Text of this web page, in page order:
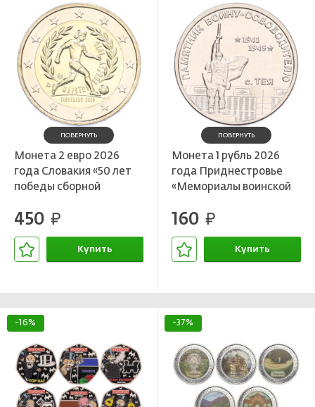
ПОВЕРНУТЬ
Монета 2 евро 2026
года Словакия «50 лет
победы сборной
футболу на Чемпионате
450 руб.
Купить
ПОВЕРНУТЬ
Монета 1 рубль 2026
года Приднестровье
«Мемориалы воинской
воину-освободителю в
160 руб.
Купить
-16% -37%